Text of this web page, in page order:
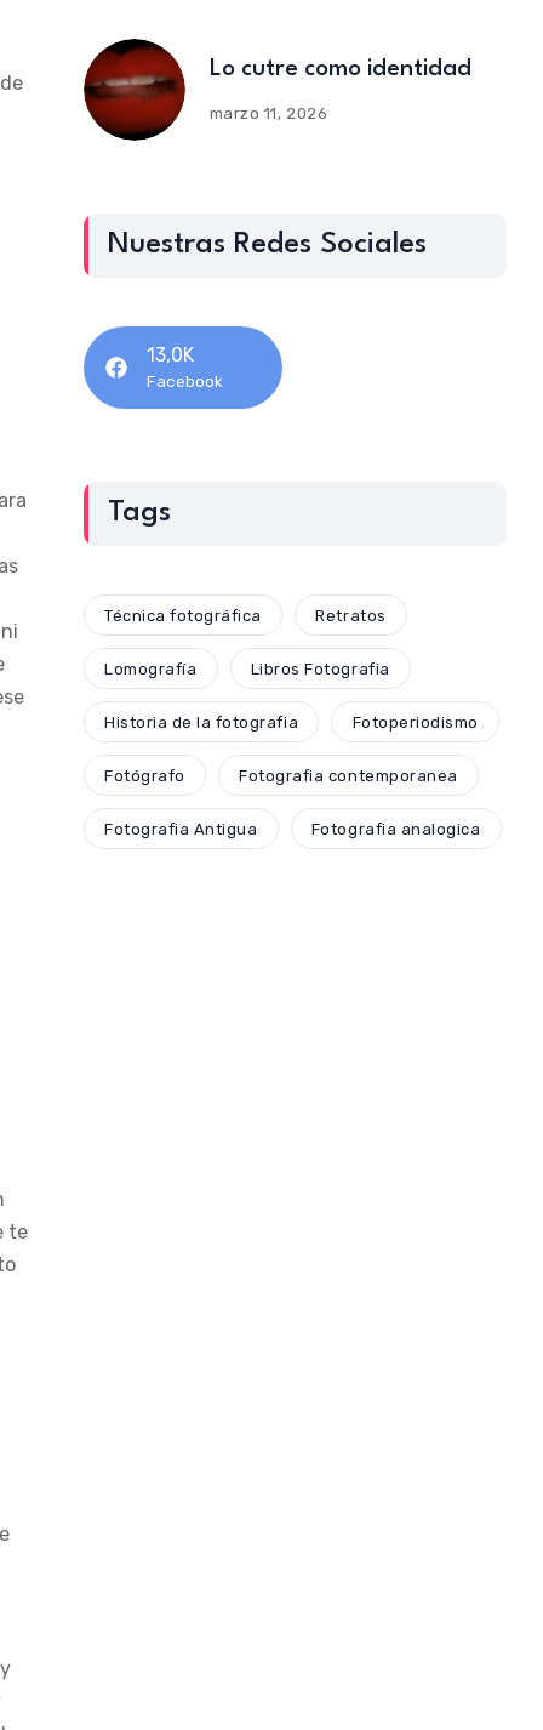
te
Lo cutre como identidad
marzo 11, 2026
Nuestras Redes Sociales
13,0K
Facebook
Tags
Técnica fotográfica Retratos
Lomografía Libros Fotografia
Historia de la fotografia Fotoperiodismo
Fotógrafo Fotografia contemporanea
Fotografia Antigua Fotografia analogica